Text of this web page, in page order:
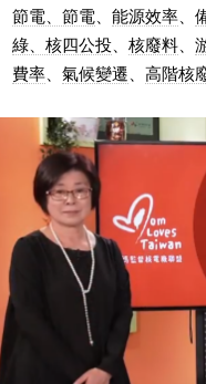
節電、節電
能源效率
綠、核四公投
核廢料
費率
氣候變遷 高階核